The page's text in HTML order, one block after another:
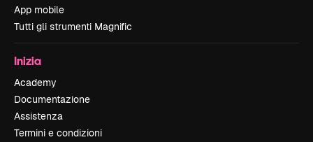
App mobile
Tutti gli strumenti Magnific
Inizia
Academy
Documentazione
Assistenza
Termini e condizioni